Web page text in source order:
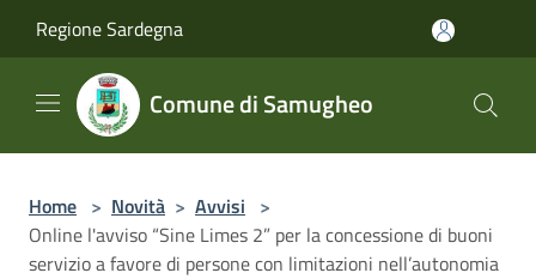
Regione Sardegna
Comune di Samugheo
Home > Novità > Avvisi >
Online l'avviso “Sine Limes 2” per la concessione di buoni
servizio a favore di persone con limitazioni nell’autonomia